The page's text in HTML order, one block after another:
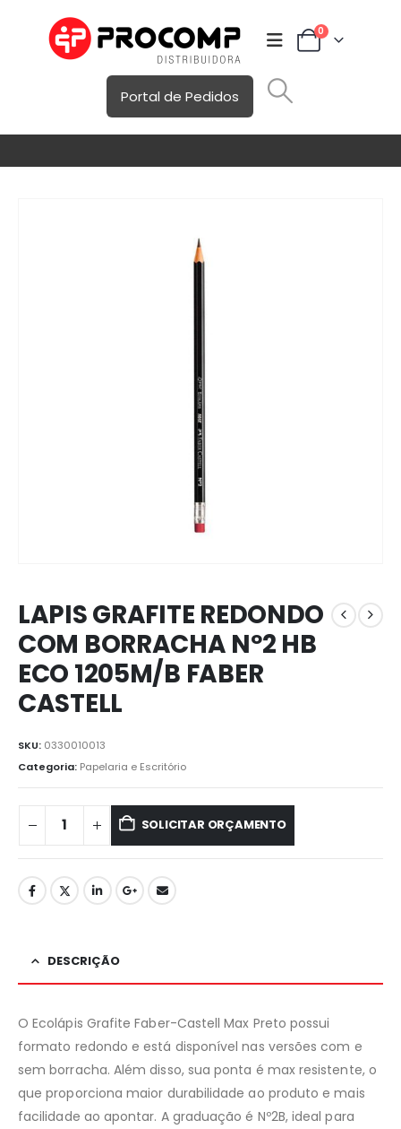
0
Portal de Pedidos
LAPIS GRAFITE REDONDO
COM BORRACHA Nº2 HB
ECO 1205M/B FABER
CASTELL
SKU: 0330010013
Categoria: Papelaria e Escritório
SOLICITAR ORÇAMENTO
DESCRIÇÃO
O Ecolápis Grafite Faber-Castell Max Preto possui
formato redondo e está disponível nas versões com e
sem borracha. Além disso, sua ponta é max resistente, o
que proporciona maior durabilidade ao produto e mais
facilidade ao apontar. A graduação é Nº2B, ideal para